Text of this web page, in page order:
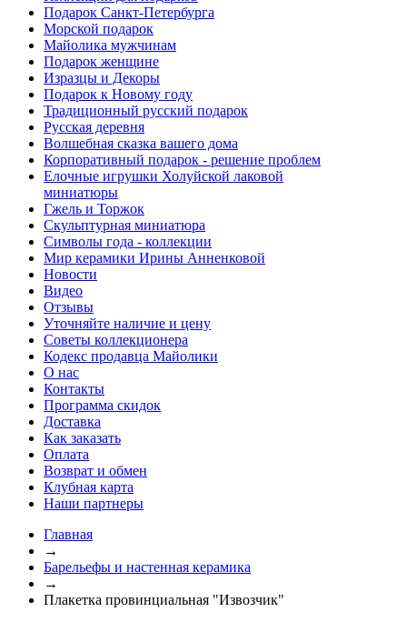
Подарок Санкт-Петербурга
Морской подарок
Майолика мужчинам
Подарок женщине
Изразцы и Декоры
Подарок к Новому году
Традиционный русский подарок
Русская деревня
Волшебная сказка вашего дома
Корпоративный подарок - решение проблем
Елочные игрушки Холуйской лаковой
миниатюры
Гжель и Торжок
Скульптурная миниатюра
Символы года - коллекции
Мир керамики Ирины Анненковой
Новости
Видео
Отзывы
Уточняйте наличие и цену
Советы коллекционера
Кодекс продавца Майолики
О нас
Контакты
Программа скидок
Доставка
Как заказать
Оплата
Возврат и обмен
Клубная карта
Наши партнеры
Главная
→
Барельефы и настенная керамика
→
Плакетка провинциальная "Извозчик"